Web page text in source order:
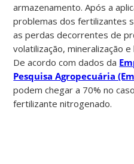
armazenamento. Após a
problemas dos fertilizantes
as perdas decorrentes de
volatilização, mineralização
De acordo com dados da
Pesquisa Agropecuária
podem chegar a 70% no
fertilizante nitrogenado.